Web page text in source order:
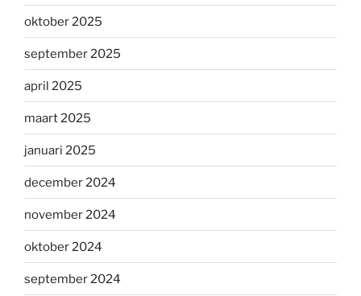
oktober 2025
september 2025
april 2025
maart 2025
januari 2025
december 2024
november 2024
oktober 2024
september 2024